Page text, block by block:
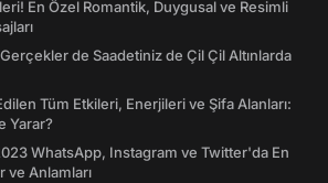
En Özel Romantik, Duygusal ve Resimli
de Saadetiniz de Çil Çil Altınlarda
Tüm Etkileri, Enerjileri ve Şifa Alanları:
Yarar?
WhatsApp, Instagram ve Twitter'da En
ve Anlamları